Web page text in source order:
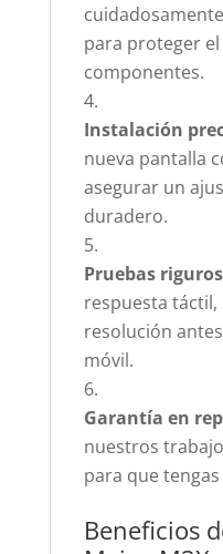
para proteger
componentes.
Instalación
nueva pantalla
asegurar un
duradero.
Pruebas
respuesta
resolución
móvil.
Garantía en
nuestros
para que
Beneficios